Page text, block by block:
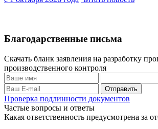
Благодарственные письма
Скачать бланк заявления на разработку
производственного контроля
Проверка подлинности документов
Частые вопросы и ответы
Какая ответственность предусмотрена за